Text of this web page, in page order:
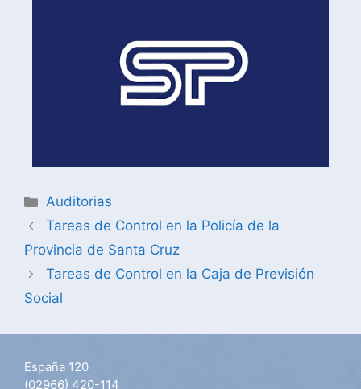
Auditorias
Tareas de Control en la Policía de la
Provincia de Santa Cruz
Tareas de Control en la Caja de Previsión
Social
España 120
(02966) 420-114